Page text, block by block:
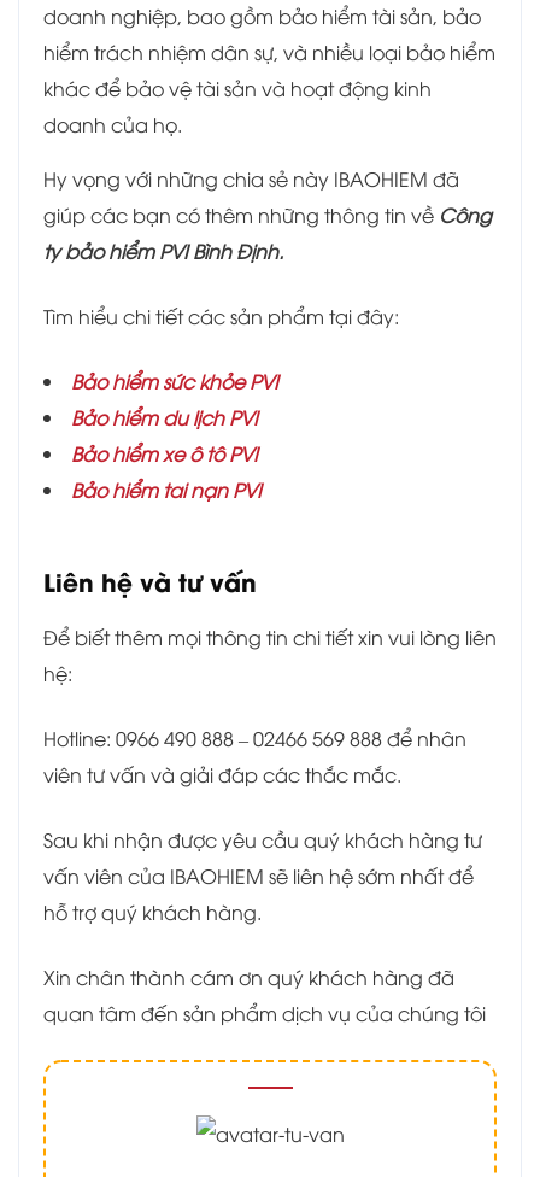
doanh nghiệp, bao gồm bảo hiểm tài sản, bảo
hiểm trách nhiệm dân sự, và nhiều loại bảo hiểm
khác để bảo vệ tài sản và hoạt động kinh
doanh của họ.
Hy vọng với những chia sẻ này IBAOHIEM đã
giúp các bạn có thêm những thông tin về Công
ty bảo hiểm PVI Bình Định.
Tìm hiểu chi tiết các sản phẩm tại đây:
Bảo hiểm sức khỏe PVI
Bảo hiểm du lịch PVI
Bảo hiểm xe ô tô PVI
Bảo hiểm tai nạn PVI
Liên hệ và tư vấn
Để biết thêm mọi thông tin chi tiết xin vui lòng liên
hệ:
Hotline: 0966 490 888 – 02466 569 888 để nhân
viên tư vấn và giải đáp các thắc mắc.
Sau khi nhận được yêu cầu quý khách hàng tư
vấn viên của IBAOHIEM sẽ liên hệ sớm nhất để
hỗ trợ quý khách hàng.
Xin chân thành cám ơn quý khách hàng đã
quan tâm đến sản phẩm dịch vụ của chúng tôi